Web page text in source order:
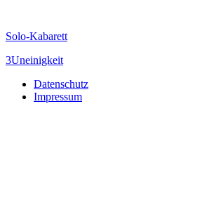
Solo-Kabarett
3Uneinigkeit
Datenschutz
Impressum